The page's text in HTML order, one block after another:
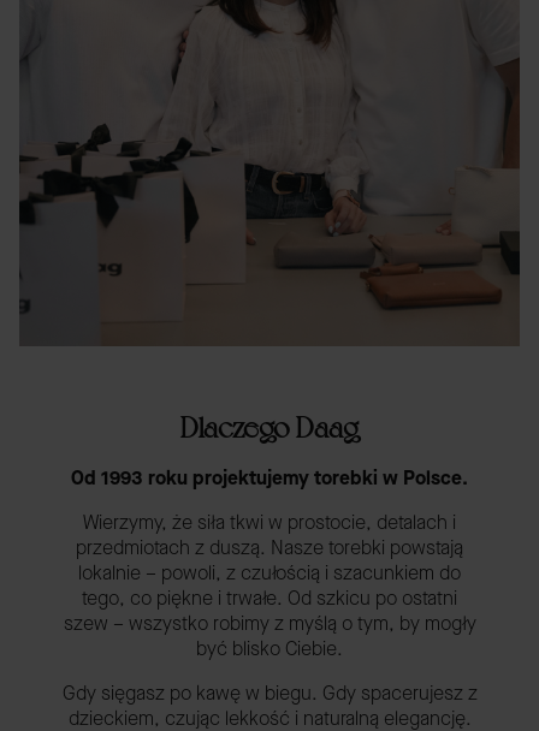
Dlaczego Daag
Od 1993 roku projektujemy torebki w Polsce.
Wierzymy, że siła tkwi w prostocie, detalach i
przedmiotach z duszą. Nasze torebki powstają
lokalnie – powoli, z czułością i szacunkiem do
tego, co piękne i trwałe. Od szkicu po ostatni
szew – wszystko robimy z myślą o tym, by mogły
być blisko Ciebie.
Gdy sięgasz po kawę w biegu. Gdy spacerujesz z
dzieckiem, czując lekkość i naturalną elegancję.